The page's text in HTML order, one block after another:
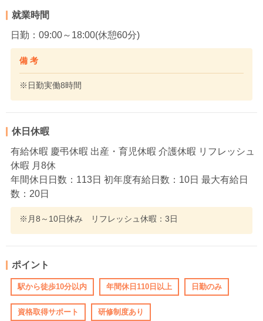
就業時間
日勤：09:00～18:00(休憩60分)
備 考
※日勤実働8時間
休日休暇
有給休暇 慶弔休暇 出産・育児休暇 介護休暇 リフレッシュ
休暇 月8休
年間休日日数：113日 初年度有給日数：10日 最大有給日
数：20日
※月8～10日休み リフレッシュ休暇：3日
ポイント
駅から徒歩10分以内 年間休日110日以上 日勤のみ
資格取得サポート 研修制度あり